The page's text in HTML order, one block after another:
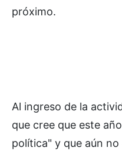
próximo.
Al ingreso de la
que cree que este
política" y que aún